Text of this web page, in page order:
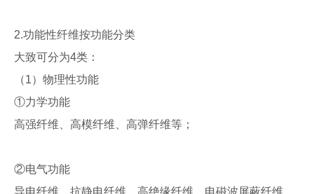
2.功能性纤维按功能分类
大致可分为4类：
（1）物理性功能
①力学功能
高强纤维、高模纤维、高弹纤维等；
②电气功能
导电纤维、抗静电纤维、高绝缘纤维、电磁波屏蔽纤维、